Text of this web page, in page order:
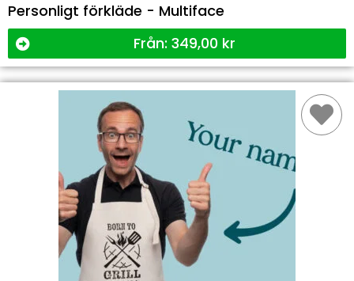
Personligt förkläde - Multiface
Från: 349,00 kr